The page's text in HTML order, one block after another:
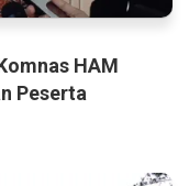
HAM
Peserta